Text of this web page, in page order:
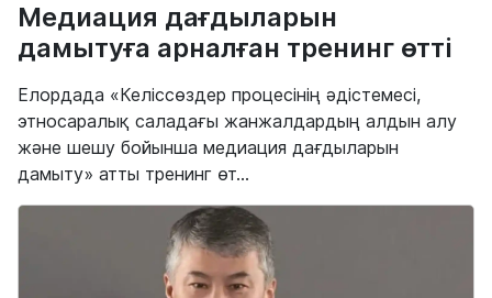
Медиация дағдыларын
дамытуға арналған тренинг өтті
Елордада «Келіссөздер процесінің әдістемесі,
этносаралық саладағы жанжалдардың алдын алу
және шешу бойынша медиация дағдыларын
дамыту» атты тренинг өт...